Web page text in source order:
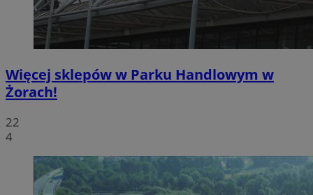
Więcej sklepów w Parku Handlowym w
Żorach!
22
4